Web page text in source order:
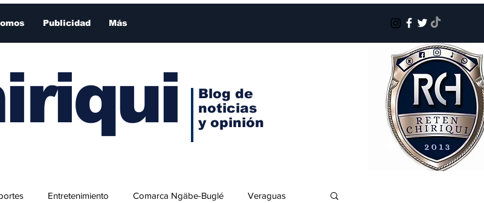
Publicidad Más
Blog de
noticias
y opinión
Entretenimiento Comarca Ngäbe-Buglé Veraguas